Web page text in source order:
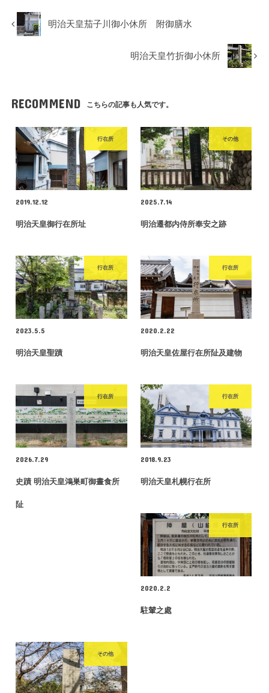
明治天皇茄子川御小休所 附御膳水
明治天皇竹折御小休所
RECOMMEND こちらの記事も人気です。
行在所
2019.12.12
明治天皇御行在所址
その他
2025.7.14
明治遷都内侍所奉安之跡
行在所
2023.5.5
明治天皇聖蹟
行在所
2020.2.22
明治天皇佐屋行在所阯及建物
行在所
2026.7.29
史蹟 明治天皇鴻巣町御晝食所
阯
行在所
2018.9.23
明治天皇札幌行在所
行在所
2020.2.2
駐輦之處
その他